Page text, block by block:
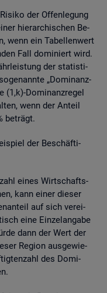
der Of­fen­le­gung
hier­ar­chi­schen Be­
wenn ein Ta­bel­len­wert
Fall do­mi­niert wird.
der sta­tis­ti­
„Do­mi­nanz­
(1,k)-Do­mi­nanz­re­gel
wenn der An­teil
be­trägt.
der Be­schäf­ti­
eines Wirt­schafts­
kann einer die­ser
auf sich ver­ei­
eine Ein­zel­an­ga­be
dann der Wert der
Re­gi­on aus­ge­wie­
des Do­mi­